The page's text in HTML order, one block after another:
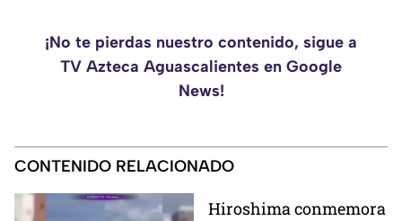
¡No te pierdas nuestro contenido, sigue a
TV Azteca Aguascalientes en Google
News!
CONTENIDO RELACIONADO
Hiroshima conmemora